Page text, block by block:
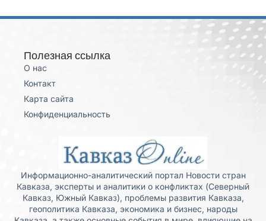
Полезная ссылка
О нас
Контакт
Карта сайта
Конфиденциальность
Информационно-аналитический портал Новости стран
Кавказа, эксперты и аналитики о конфликтах (Северный
Кавказ, Южный Кавказ), проблемы развития Кавказа,
геополитика Кавказа, экономика и бизнес, народы